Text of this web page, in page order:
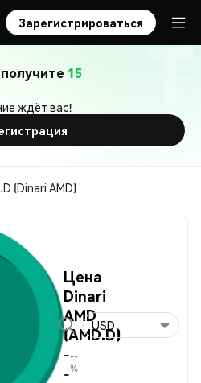
Зарегистрироваться
15
ждёт вас!
(Dinari AMD)
Цена
Dinari
AMD
(AMD.D)
-
-
--
%
USD